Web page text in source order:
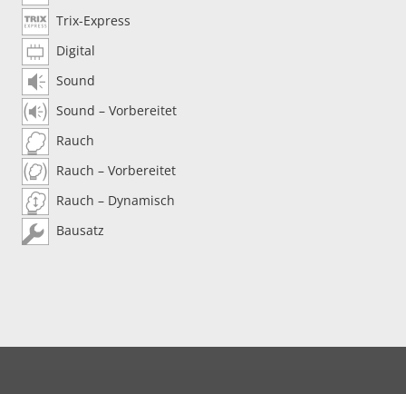
Trix-Express
Digital
Sound
Sound – Vorbereitet
Rauch
Rauch – Vorbereitet
Rauch – Dynamisch
Bausatz